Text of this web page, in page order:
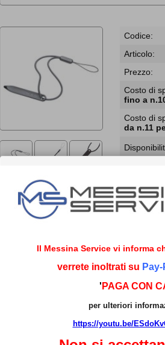
Il Messina Service vi informa
verrete inoltrati su Pay-
' PAGA CON
per ulteriori
https://youtu.be/
Codice:
Articolo:
Prezzo:
Costo di
fino a
Costo di
da n.11
Per
Vuoi
Perchè
Fai